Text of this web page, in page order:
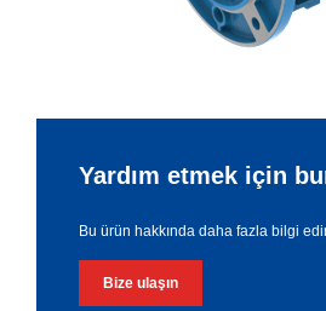
Yardım etmek için
Bu ürün hakkında daha fazla bilgi
Bize ulaşın